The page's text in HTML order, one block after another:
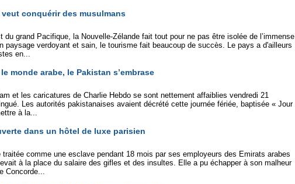
conquérir des musulmans
grand Pacifique, la Nouvelle-Zélande fait tout pour ne pas être isolée de l’immense
paysage verdoyant et sain, le tourisme fait beaucoup de succès. Le pays a d'ailleurs
en...
monde arabe, le Pakistan s’embrase
et les caricatures de Charlie Hebdo se sont nettement affaiblies vendredi 21
Les autorités pakistanaises avaient décrété cette journée fériée, baptisée « Jour
à la...
dans un hôtel de luxe parisien
comme une esclave pendant 18 mois par ses employeurs des Emirats arabes
à la place du salaire des gifles et des insultes. Elle a pu échapper à son malheur
Concorde...